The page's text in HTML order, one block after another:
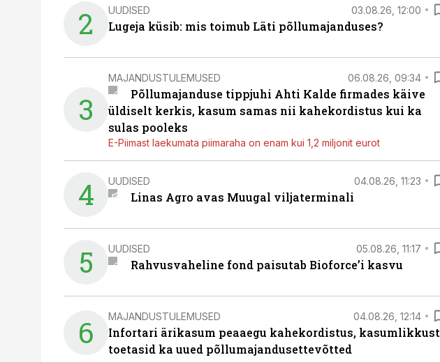
2 UUDISED 03.08.26, 12:00
Lugeja küsib: mis toimub Läti põllumajanduses?
3
MAJANDUSTULEMUSED 06.08.26, 09:34
Põllumajanduse tippjuhi Ahti Kalde firmades käive
üldiselt kerkis, kasum samas nii kahekordistus kui ka
sulas pooleks
E-Piimast laekumata piimaraha on enam kui 1,2 miljonit eurot
4 UUDISED 04.08.26, 11:23
Linas Agro avas Muugal viljaterminali
5 UUDISED 05.08.26, 11:17
Rahvusvaheline fond paisutab Bioforce’i kasvu
6 MAJANDUSTULEMUSED 04.08.26, 12:14
Infortari ärikasum peaaegu kahekordistus, kasumlikkust
toetasid ka uued põllumajandusettevõtted